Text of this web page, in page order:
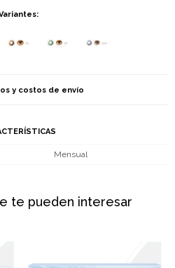
y costos de envío
Mensual
te pueden interesar